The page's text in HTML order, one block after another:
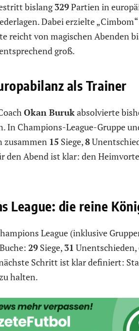
bislang329Partien in
Dabei erzielte „Cimbom“
reicht von magischen Abenden
groß.
als Trainer
Okan Burukabsolvierte
In Champions-League-Gruppe
zusammen 15 Siege,8
den Abend ist klar: den
League: die reine
League (inklusive
29 Siege, 31 Unentschieden,
Schritt ist klar definiert:
halten.